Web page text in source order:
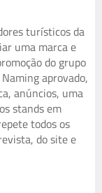
turísticos da
uma marca e
do grupo
aprovado,
anúncios, uma
stands em
todos os
do site e